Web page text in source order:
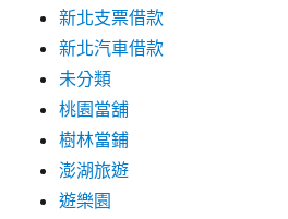
新北支票借款
新北汽車借款
未分類
桃園當舖
樹林當鋪
澎湖旅遊
遊樂園